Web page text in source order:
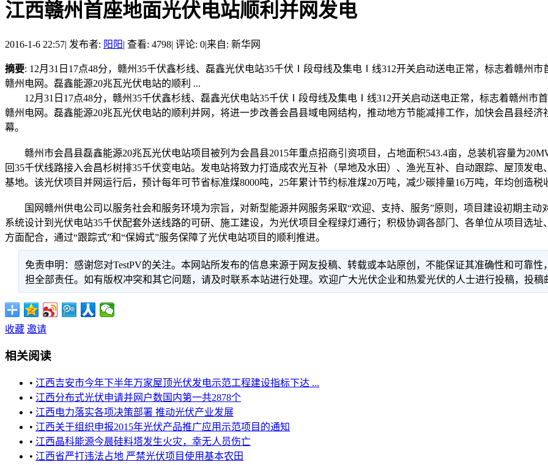
江西赣州首座地面光伏电站顺利并网发电
2016-1-6 22:57| 发布者: 阳阳| 查看: 4798| 评论: 0|来自: 新华网
摘要: 12月31日17点48分，赣州35千伏鑫杉线、磊鑫光伏电站35千伏Ⅰ段母线及集电Ⅰ线312开关启动送电正常，标志着赣州
赣州电网。磊鑫能源20兆瓦光伏电站的顺利 ...
12月31日17点48分，赣州35千伏鑫杉线、磊鑫光伏电站35千伏Ⅰ段母线及集电Ⅰ线312开关启动送电正常，标志着赣州市
赣州电网。磊鑫能源20兆瓦光伏电站的顺利并网，将进一步改善会昌县域电网结构，推动地方节能减排工作，加快会昌县经
幕。
赣州市会昌县磊鑫能源20兆瓦光伏电站项目被列为会昌县2015年重点招商引资项目，占地面积543.4亩，总装机容量为
回35千伏线路接入会昌杉树排35千伏变电站。发电站将致力打造成农光互补（旱地及水田）、渔光互补、自动跟踪、屋顶发
基地。该光伏项目并网运行后，预计每年可节省标准煤8000吨，25年累计节约标准煤20万吨，减少碳排量16万吨，年均创造税
国网赣州供电公司以服务社会和服务环境为宗旨，对新型能源并网服务采取“欢迎、支持、服务”原则，项目建设初期主动
系统设计到光伏电站35千伏配套外送线路的可研、施工建设，为光伏项目全程绿灯通行；积极协调各部门、各单位从项目选
方面配合，通过“跟踪式”和“保姆式”服务保障了光伏电站项目的顺利推进。
免责申明：感谢您对TestPV的关注。本网站所发布的信息来源于网友投稿、转载或本站原创，不能保证其准确性和可靠
担全部责任。如有版权冲突和其它问题，请及时联系本站进行处理。欢迎广大光伏企业和热爱光伏的人士进行投稿，投稿邮
收藏 邀请
相关阅读
• 江西吉安市今年下半年万家屋顶光伏发电示范工程建设指标下达 ...
• 江西分布式光伏申请并网户数国内第一共2878个
• 江西电力落实各项决策部署 推动光伏产业发展
• 江西关于组织申报2015年光伏产品推广应用示范项目的通知
• 江西晶科能源今晨硅料塔发生火灾，幸无人员伤亡
• 江西省严打违法占地 严禁光伏项目使用基本农田